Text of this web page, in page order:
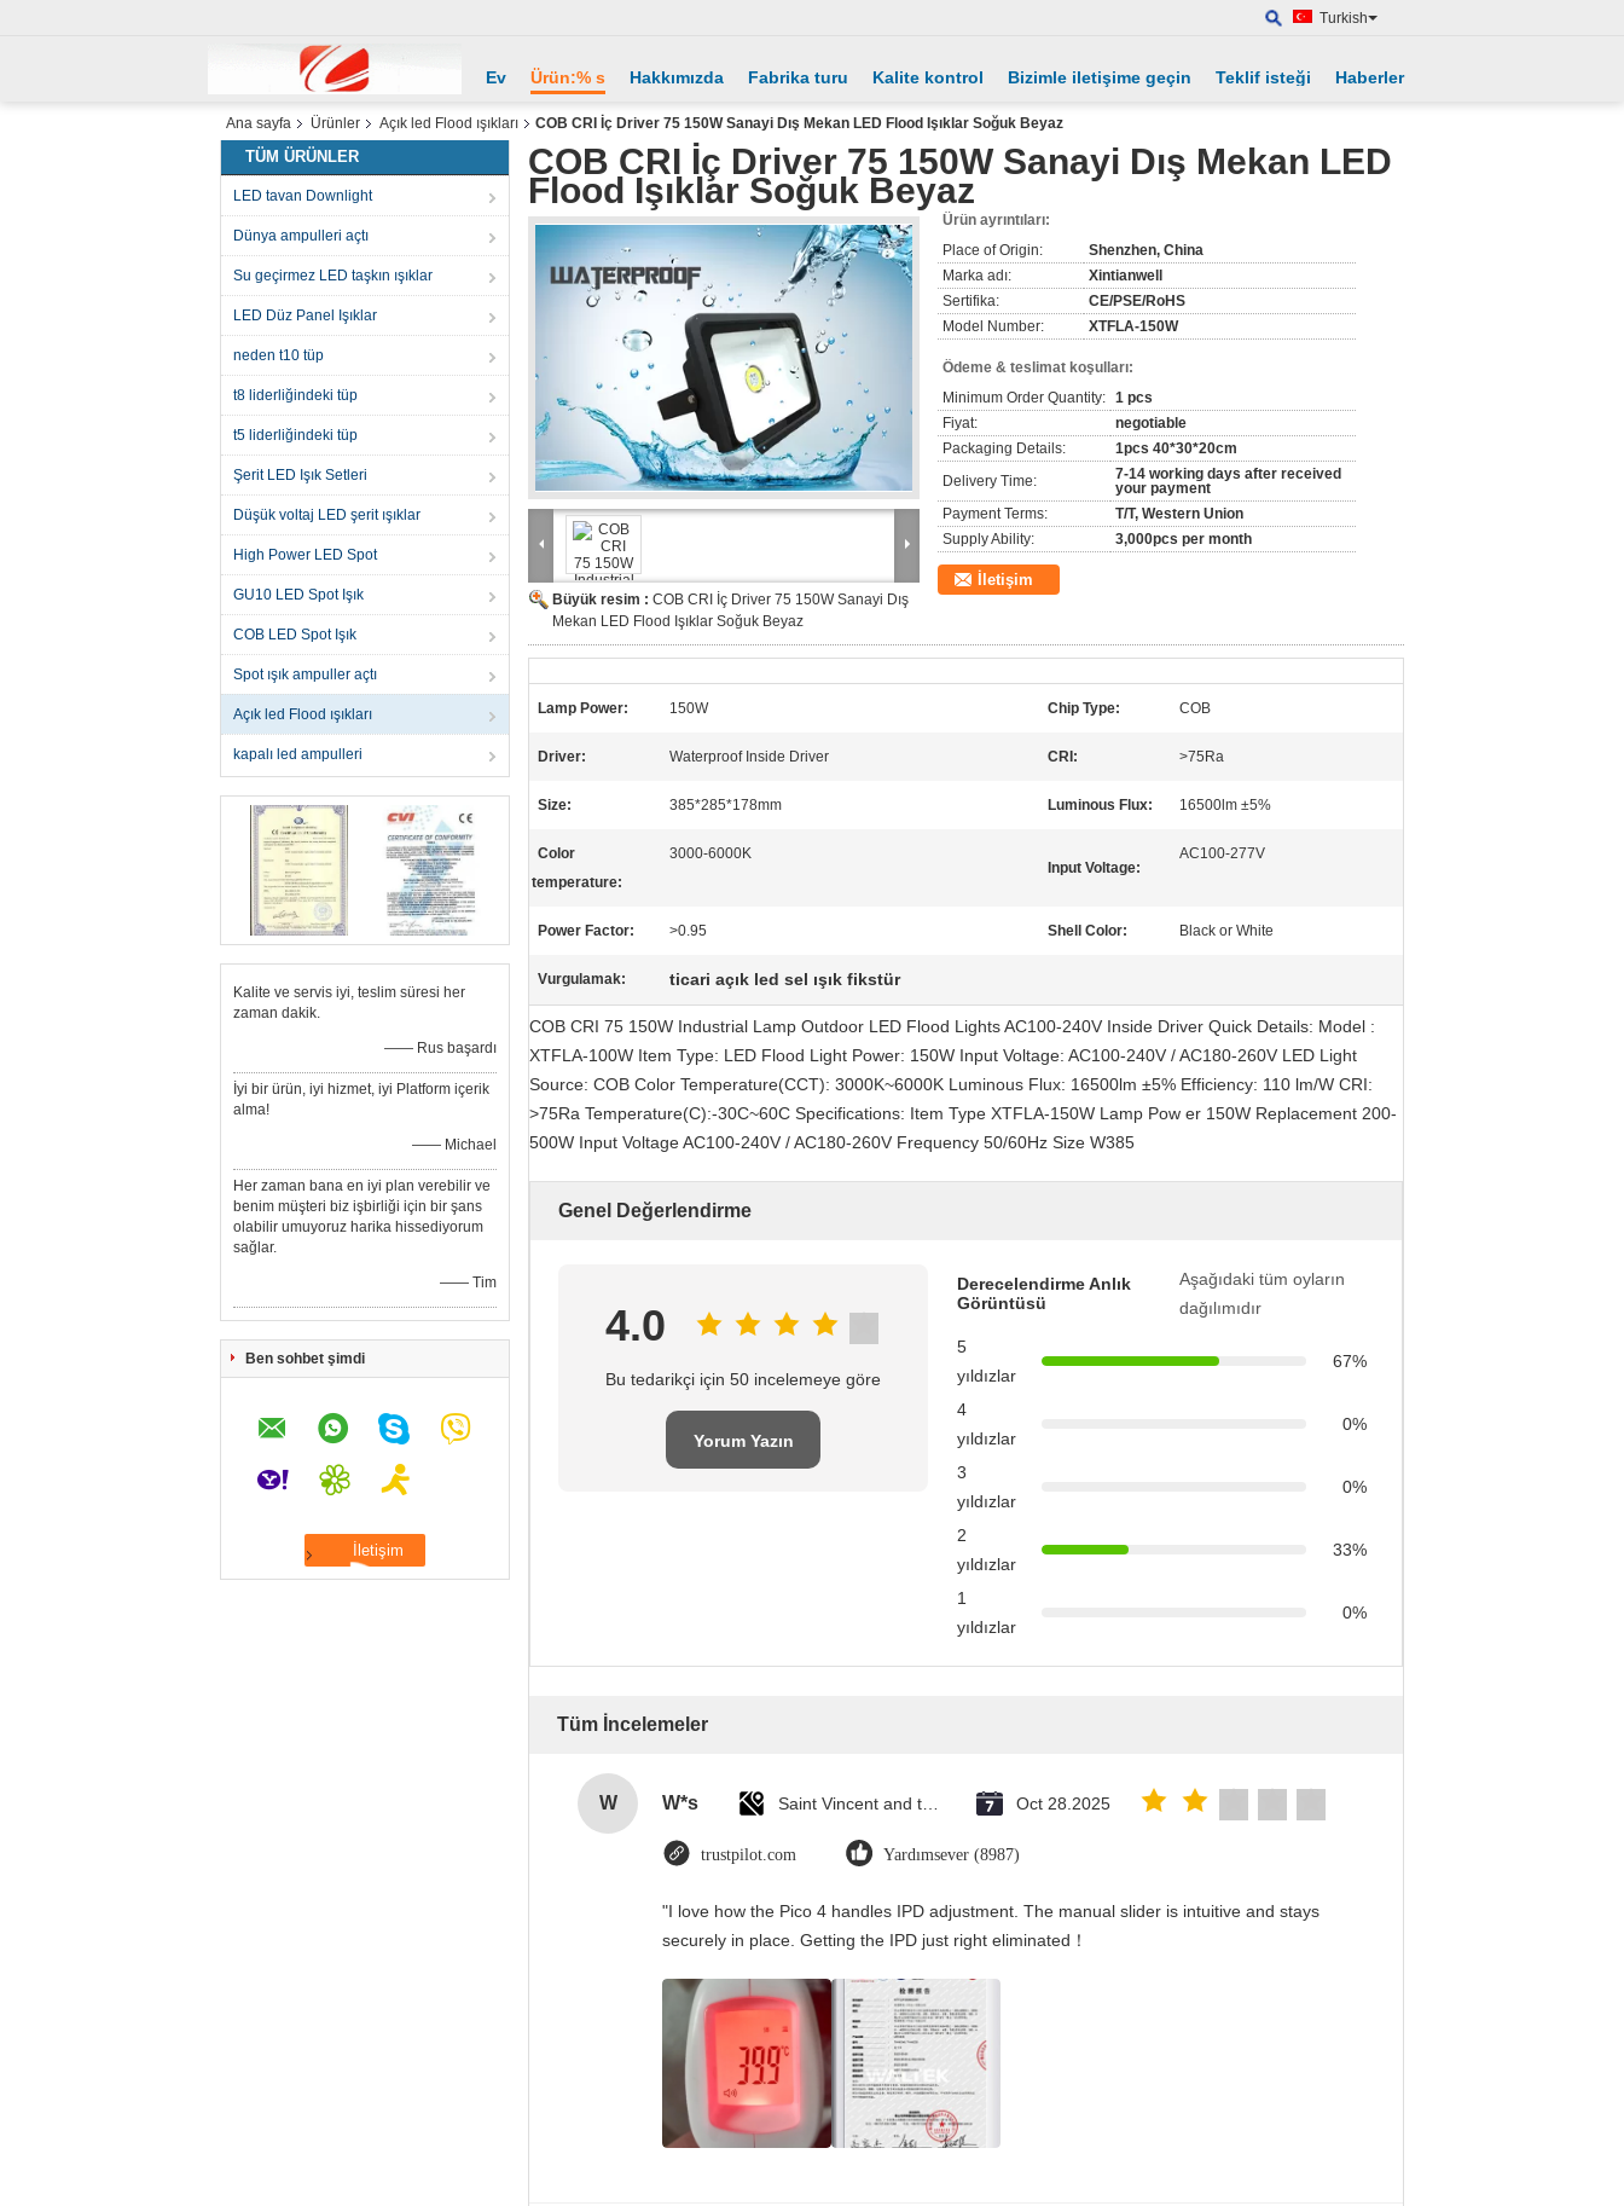
Turkish
Ev Ürün:% s Hakkımızda Fabrika turu Kalite kontrol Bizimle iletişime geçin Teklif isteği Haberler
Ana sayfa Ürünler Açık led Flood ışıkları COB CRI İç Driver 75 150W Sanayi Dış Mekan LED Flood Işıklar Soğuk Beyaz
TÜM ÜRÜNLER
LED tavan Downlight
Dünya ampulleri açtı
Su geçirmez LED taşkın ışıklar
LED Düz Panel Işıklar
neden t10 tüp
t8 liderliğindeki tüp
t5 liderliğindeki tüp
Şerit LED Işık Setleri
Düşük voltaj LED şerit ışıklar
High Power LED Spot
GU10 LED Spot Işık
COB LED Spot Işık
Spot ışık ampuller açtı
Açık led Flood ışıkları
kapalı led ampulleri
Kalite ve servis iyi, teslim süresi her
zaman dakik.
—— Rus başardı
İyi bir ürün, iyi hizmet, iyi Platform içerik
alma!
—— Michael
Her zaman bana en iyi plan verebilir ve
benim müşteri biz işbirliği için bir şans
olabilir umuyoruz harika hissediyorum
sağlar.
—— Tim
Ben sohbet şimdi
COB CRI İç Driver 75 150W Sanayi Dış Mekan LED
Flood Işıklar Soğuk Beyaz
Büyük resim : COB CRI İç Driver 75 150W Sanayi Dış
Mekan LED Flood Işıklar Soğuk Beyaz
Ürün ayrıntıları:
Place of Origin:
Shenzhen, China
Marka adı:
Xintianwell
Sertifika:
CE/PSE/RoHS
Model Number:
XTFLA-150W
Ödeme & teslimat koşulları:
Minimum Order Quantity: 1 pcs
Fiyat:
negotiable
Packaging Details:
1pcs 40*30*20cm
Delivery Time:
7-14 working days after received
your payment
Payment Terms:
T/T, Western Union
Supply Ability:
3,000pcs per month
İletişim
Lamp Power: 150W Chip Type: COB
Driver: Waterproof Inside Driver CRI: >75Ra
Size: 385*285*178mm Luminous Flux: 16500lm ±5%
Color
temperature:
3000-6000K
Input Voltage:
AC100-277V
Power Factor: >0.95 Shell Color: Black or White
Vurgulamak: ticari açık led sel ışık fikstür
COB CRI 75 150W Industrial Lamp Outdoor LED Flood Lights AC100-240V Inside Driver Quick Details: Model :
XTFLA-100W Item Type: LED Flood Light Power: 150W Input Voltage: AC100-240V / AC180-260V LED Light
Source: COB Color Temperature(CCT): 3000K~6000K Luminous Flux: 16500lm ±5% Efficiency: 110 lm/W CRI:
>75Ra Temperature(C):-30C~60C Specifications: Item Type XTFLA-150W Lamp Pow er 150W Replacement 200-
500W Input Voltage AC100-240V / AC180-260V Frequency 50/60Hz Size W385
Genel Değerlendirme
4.0
Bu tedarikçi için 50 incelemeye göre
Yorum Yazın
Derecelendirme Anlık
Görüntüsü
Aşağıdaki tüm oyların
dağılımıdır
5
yıldızlar
67%
4
yıldızlar
0%
3
yıldızlar
0%
2
yıldızlar
33%
1
yıldızlar
0%
Tüm İncelemeler
W W*s Oct 28.2025
trustpilot.com Yardımsever (8987)
"I love how the Pico 4 handles IPD adjustment. The manual slider is intuitive and stays
securely in place. Getting the IPD just right eliminated！